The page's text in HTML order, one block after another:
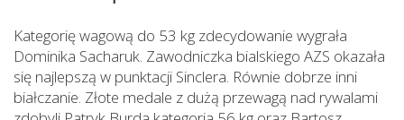
Kategorię wagową do 53 kg zdecydowanie wygrała
Dominika Sacharuk. Zawodniczka bialskiego AZS okazała
się najlepszą w punktacji Sinclera. Równie dobrze inni
białczanie. Złote medale z dużą przewagą nad rywalami